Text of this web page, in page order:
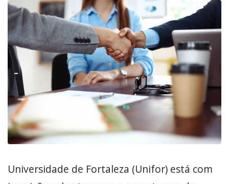
Universidade de Fortaleza (Unifor) está com